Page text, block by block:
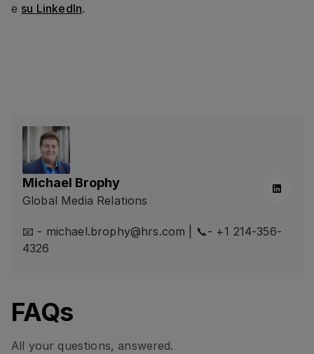
e su LinkedIn.
Michael Brophy
Global Media Relations
Linkedin
📧 - michael.brophy@hrs.com | 📞- +1 214-356-
4326
FAQs
All your questions, answered.